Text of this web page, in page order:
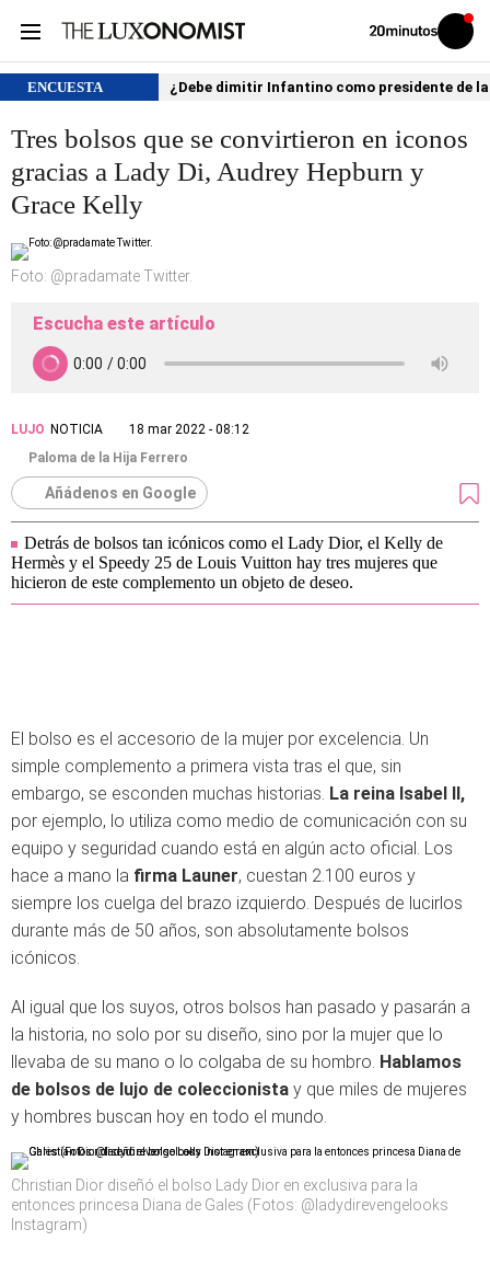
Volver
Iniciar
sesión
ENCUESTA ¿Debe dimitir Infantino como presidente de
Tres bolsos que se convirtieron en iconos
gracias a Lady Di, Audrey Hepburn y
Grace Kelly
Foto: @pradamate Twitter.
Escucha este artículo
LUJO NOTICIA
18 mar 2022 - 08:12
Paloma de la Hija Ferrero
Añádenos en Google
Detrás de bolsos tan icónicos como el Lady Dior, el Kelly de
Hermès y el Speedy 25 de Louis Vuitton hay tres mujeres que
hicieron de este complemento un objeto de deseo.
El bolso es el accesorio de la mujer por excelencia. Un
simple complemento a primera vista tras el que, sin
embargo, se esconden muchas historias. La reina Isabel II,
por ejemplo, lo utiliza como medio de comunicación con su
equipo y seguridad cuando está en algún acto oficial. Los
hace a mano la firma Launer, cuestan 2.100 euros y
siempre los cuelga del brazo izquierdo. Después de lucirlos
durante más de 50 años, son absolutamente bolsos
icónicos.
Al igual que los suyos, otros bolsos han pasado y pasarán a
la historia, no solo por su diseño, sino por la mujer que lo
llevaba de su mano o lo colgaba de su hombro. Hablamos
de bolsos de lujo de coleccionista y que miles de mujeres
y hombres buscan hoy en todo el mundo.
Christian Dior diseñó el bolso Lady Dior en exclusiva para la
entonces princesa Diana de Gales (Fotos: @ladydirevengelooks
Instagram)